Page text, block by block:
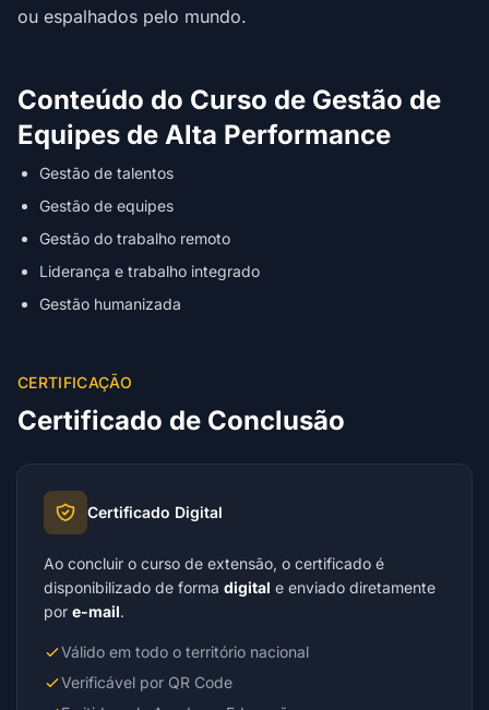
ou espalhados pelo mundo.
Conteúdo do Curso de Gestão de
Equipes de Alta Performance
Gestão de talentos
Gestão de equipes
Gestão do trabalho remoto
Liderança e trabalho integrado
Gestão humanizada
CERTIFICAÇÃO
Certificado de Conclusão
Certificado Digital
Ao concluir o curso de extensão, o certificado é
disponibilizado de forma digital e enviado diretamente
por e-mail.
Válido em todo o território nacional
Verificável por QR Code